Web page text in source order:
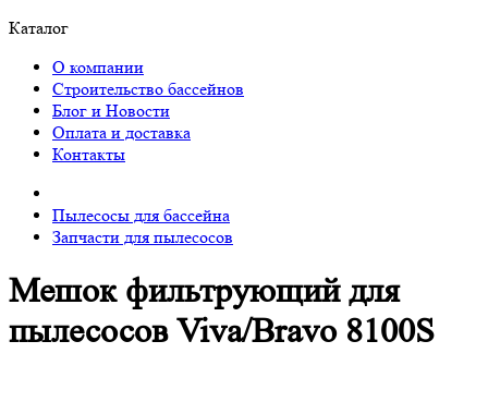
Каталог
О компании
Строительство бассейнов
Блог и Новости
Оплата и доставка
Контакты
Пылесосы для бассейна
Запчасти для пылесосов
Мешок фильтрующий для
пылесосов Viva/Bravo 8100S